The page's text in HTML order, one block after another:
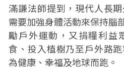
滿謙法師提到，現代人長
需要加強身體活動來保持腦
勵戶外運動，又捐糧利益
食、投入植樹乃至戶外路
為健康、幸福及地球而跑。